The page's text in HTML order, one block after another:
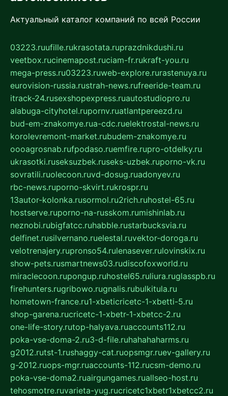
Актуальный каталог компаний по всей России
03223.ruufille.rukrasotata.ruprazdnikdushi.ru
veetbox.rucinemapost.ruciam-fr.rukraft-you.ru
mega-press.ru03223.ruweb-explore.rurastenuya.ru
eurovision-russia.rustrah-news.rufreeride-team.ru
itrack-24.rusexshopexpress.ruautostudiopro.ru
alabuga-cityhotel.rupornv.ruatlantpereezd.ru
bud-em-znakomye.rua-cdc.ruelektrostal-news.ru
korolevremont-market.rubudem-znakomye.ru
oooagrosnab.rufpodaso.ruemfire.rupro-otdelky.ru
ukrasotki.ruseksuzbek.ruseks-uzbek.ruporno-vk.ru
sovratili.ruolecoon.ruvd-dosug.ruadonyev.ru
rbc-news.ruporno-skvirt.rukrospr.ru
13autor-kolonka.rusormol.ru2rich.ruhostel-65.ru
hostserve.ruporno-na-russkom.rumishinlab.ru
neznobi.rubigfatcc.ruhabble.rustarbucksvia.ru
delfinet.rusilvernano.ruelestal.ruvektor-doroga.ru
velotrenajery.rupronso54.rulenasever.rulovinskix.ru
show-pets.rusmartnews03.rudiscofoxworld.ru
miraclecoon.rupongup.ruhostel65.ruliura.ruglasspb.ru
firehunters.rugribowo.rugnalis.rubulkitula.ru
hometown-france.ru1-xbeticricetc-1-xbetti-5.ru
shop-garena.rucricetc-1-xbetr-1-xbetcc-2.ru
one-life-story.rutop-halyava.ruaccounts112.ru
poka-vse-doma-2.ru3-d-file.ruhahahaharms.ru
g2012.rutst-1.rushaggy-cat.ruopsmgr.ruev-gallery.ru
g-2012.ruops-mgr.ruaccounts-112.rucsm-demo.ru
poka-vse-doma2.ruairgungames.ruallseo-host.ru
tehosmotre.ruvarieta-yug.rucricetc1xbetr1xbetcc2.ru